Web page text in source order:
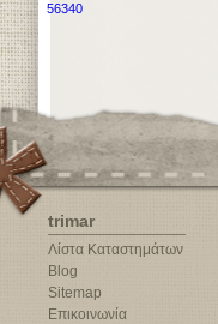
56340
trimar
Λίστα Καταστημάτων
Blog
Sitemap
Επικοινωνία